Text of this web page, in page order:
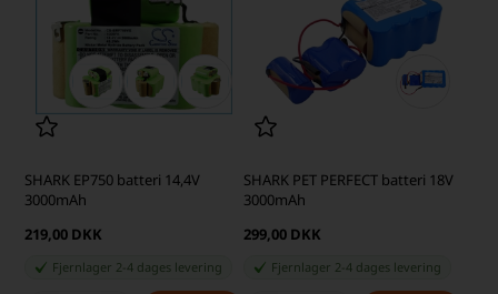
SHARK EP750 batteri 14,4V
3000mAh
219,00 DKK
Fjernlager 2-4 dages levering
SHARK PET PERFECT batteri 18V
3000mAh
299,00 DKK
Fjernlager 2-4 dages levering